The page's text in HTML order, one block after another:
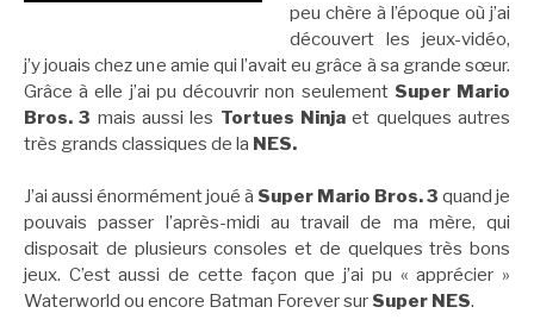
peu chère à l’époque où j’ai
découvert les jeux-vidéo,
j’y jouais chez une amie qui l’avait eu grâce à sa grande sœur.
Grâce à elle j’ai pu découvrir non seulement Super Mario
Bros. 3 mais aussi les Tortues Ninja et quelques autres
très grands classiques de la NES.
J’ai aussi énormément joué à Super Mario Bros. 3 quand je
pouvais passer l’après-midi au travail de ma mère, qui
disposait de plusieurs consoles et de quelques très bons
jeux. C’est aussi de cette façon que j’ai pu « apprécier »
Waterworld ou encore Batman Forever sur Super NES.